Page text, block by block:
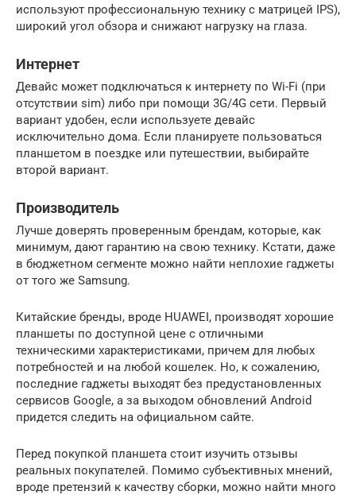
используют профессиональную технику с матрицей IPS),
широкий угол обзора и снижают нагрузку на глаза.
Интернет
Девайс может подключаться к интернету по Wi-Fi (при
отсутствии sim) либо при помощи 3G/4G сети. Первый
вариант удобен, если используете девайс
исключительно дома. Если планируете пользоваться
планшетом в поездке или путешествии, выбирайте
второй вариант.
Производитель
Лучше доверять проверенным брендам, которые, как
минимум, дают гарантию на свою технику. Кстати, даже
в бюджетном сегменте можно найти неплохие гаджеты
от того же Samsung.
Китайские бренды, вроде HUAWEI, производят хорошие
планшеты по доступной цене с отличными
техническими характеристиками, причем для любых
потребностей и на любой кошелек. Но, к сожалению,
последние гаджеты выходят без предустановленных
сервисов Google, а за выходом обновлений Android
придется следить на официальном сайте.
Перед покупкой планшета стоит изучить отзывы
реальных покупателей. Помимо субъективных мнений,
вроде претензий к качеству сборки, можно найти много